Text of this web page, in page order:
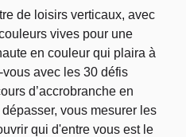
de loisirs verticaux, avec
vives pour une
en couleur qui plaira à
avec les 30 défis
d’accrobranche en
vous mesurer les
qui d'entre vous est le